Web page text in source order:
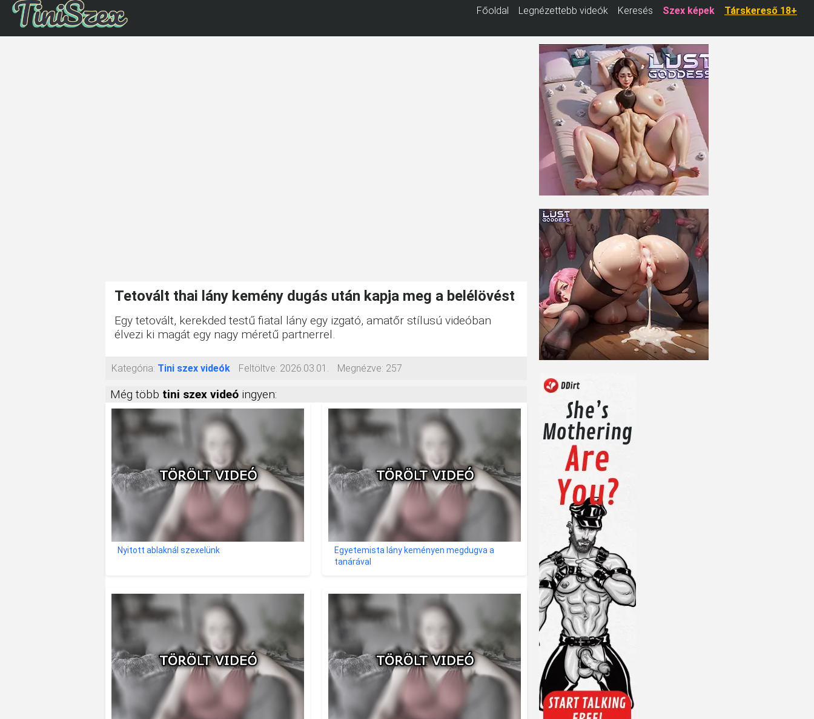
Főoldal Legnézettebb videók Keresés Szex képek Társkereső 18+
Tetovált thai lány kemény dugás után kapja meg a belélövést
Egy tetovált, kerekded testű fiatal lány egy izgató, amatőr stílusú videóban
élvezi ki magát egy nagy méretű partnerrel.
Kategória: Tini szex videók Feltöltve: 2026.03.01. Megnézve: 257
Még több tini szex videó ingyen:
Nyitott ablaknál szexelünk
Egyetemista lány keményen megdugva a
tanárával